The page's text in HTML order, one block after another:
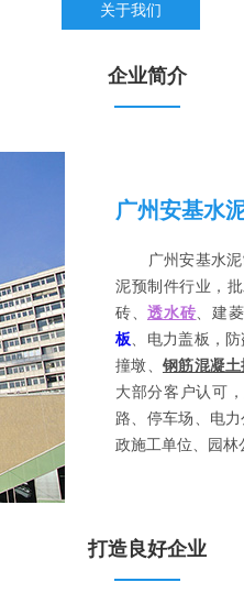
关于我们
企业简介
广州安基水
广州安基水泥制
泥预制件行业，
砖、透水砖、建
板、电力盖板，
撞墩、 钢筋混凝
大部分客户认可
路、停车场、电
政施工单位、园林
打造良好企业